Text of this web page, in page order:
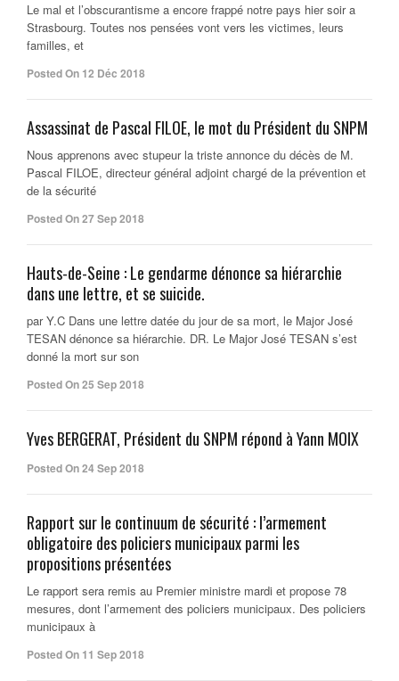
Le mal et l’obscurantisme a encore frappé notre pays hier soir a
Strasbourg. Toutes nos pensées vont vers les victimes, leurs
familles, et
Posted On 12 Déc 2018
Assassinat de Pascal FILOE, le mot du Président du SNPM
Nous apprenons avec stupeur la triste annonce du décès de M.
Pascal FILOE, directeur général adjoint chargé de la prévention et
de la sécurité
Posted On 27 Sep 2018
Hauts-de-Seine : Le gendarme dénonce sa hiérarchie
dans une lettre, et se suicide.
par Y.C Dans une lettre datée du jour de sa mort, le Major José
TESAN dénonce sa hiérarchie. DR. Le Major José TESAN s’est
donné la mort sur son
Posted On 25 Sep 2018
Yves BERGERAT, Président du SNPM répond à Yann MOIX
Posted On 24 Sep 2018
Rapport sur le continuum de sécurité : l’armement
obligatoire des policiers municipaux parmi les
propositions présentées
Le rapport sera remis au Premier ministre mardi et propose 78
mesures, dont l’armement des policiers municipaux. Des policiers
municipaux à
Posted On 11 Sep 2018